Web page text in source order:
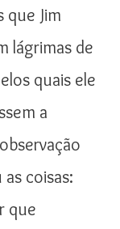
que Jim
lágrimas de
quais ele
a
coisas:
que